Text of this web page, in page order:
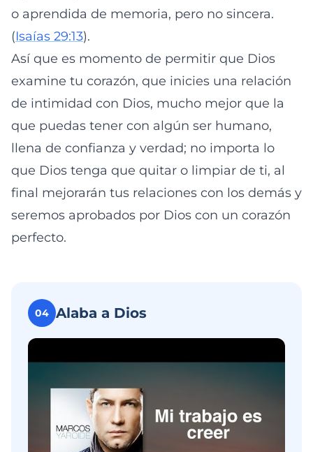
o aprendida de memoria, pero no sincera.
(Isaías 29:13).
Así que es momento de permitir que Dios
examine tu corazón, que inicies una relación
de intimidad con Dios, mucho mejor que la
que puedas tener con algún ser humano,
llena de confianza y verdad; no importa lo
que Dios tenga que quitar o limpiar de ti, al
final mejorarán tus relaciones con los demás y
seremos aprobados por Dios con un corazón
perfecto.
04 Alaba a Dios